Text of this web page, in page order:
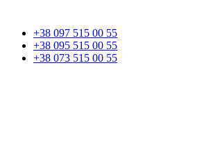
+38 097 515 00 55
+38 095 515 00 55
+38 073 515 00 55